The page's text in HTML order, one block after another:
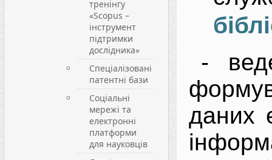
тренінгу
«Scopus –
інструмент
підтримки
дослідника»
Спеціалізовані
патентні бази
Соціальні
мережі та
електронні
платформи
для науковців
-
даних